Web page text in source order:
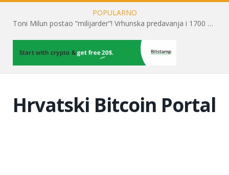
POPULARNO
Toni Milun postao “milijarder”! Vrhunska predavanja i 1700 posjetitelja obilježili su mjesec financijske pismenosti
Hrvatski Bitcoin Portal